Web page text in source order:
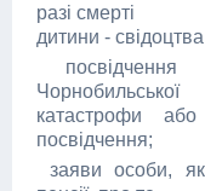
разі смерті
дитини -
посвідчення
Чорнобильської
катастрофи
посвідчення;
заяви особи,